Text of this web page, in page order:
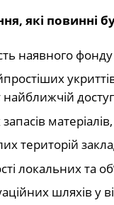
які повинні
наявного
територій
локальних та
шляхів у